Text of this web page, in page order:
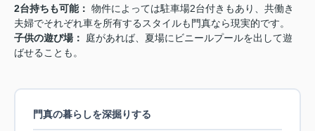
2台持ちも可能： 物件によっては駐車場2台付きもあり、共働き
夫婦でそれぞれ車を所有するスタイルも門真なら現実的です。
子供の遊び場：
庭があれば、夏場にビニールプールを出して遊
ばせることも。
門真の暮らしを深掘りする